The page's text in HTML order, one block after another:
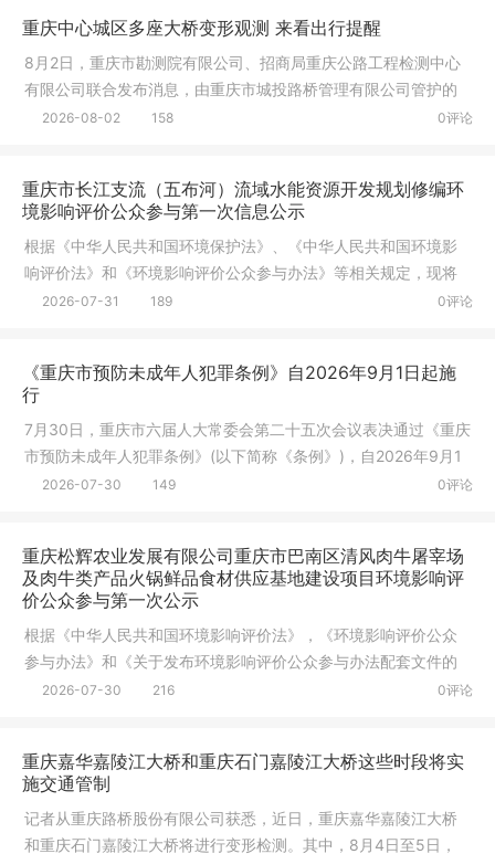
重庆中心城区多座大桥变形观测 来看出行提醒
8月2日，重庆市勘测院有限公司、招商局重庆公路工程检测中心
有限公司联合发布消息，由重庆市城投路桥管理有限公司管护的
朝天门长
0评论
2026-08-02 158
重庆市长江支流（五布河）流域水能资源开发规划修编环
境影响评价公众参与第一次信息公示
根据《中华人民共和国环境保护法》、《中华人民共和国环境影
响评价法》和《环境影响评价公众参与办法》等相关规定，现将
《重庆市
0评论
2026-07-31 189
《重庆市预防未成年人犯罪条例》自2026年9月1日起施
行
7月30日，重庆市六届人大常委会第二十五次会议表决通过《重庆
市预防未成年人犯罪条例》(以下简称《条例》)，自2026年9月1
日起施
0评论
2026-07-30 149
重庆松辉农业发展有限公司重庆市巴南区清风肉牛屠宰场
及肉牛类产品火锅鲜品食材供应基地建设项目环境影响评
价公众参与第一次公示
根据《中华人民共和国环境影响评价法》，《环境影响评价公众
参与办法》和《关于发布环境影响评价公众参与办法配套文件的
公告》等
0评论
2026-07-30 216
重庆嘉华嘉陵江大桥和重庆石门嘉陵江大桥这些时段将实
施交通管制
记者从重庆路桥股份有限公司获悉，近日，重庆嘉华嘉陵江大桥
和重庆石门嘉陵江大桥将进行变形检测。其中，8月4日至5日，